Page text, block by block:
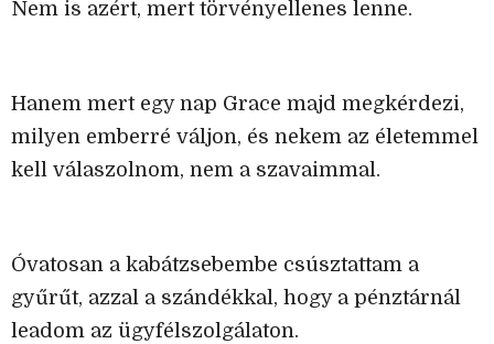
Nem is azért, mert törvényellenes lenne.
Hanem mert egy nap Grace majd megkérdezi,
milyen emberré váljon, és nekem az életemmel
kell válaszolnom, nem a szavaimmal.
Óvatosan a kabátzsebembe csúsztattam a
gyűrűt, azzal a szándékkal, hogy a pénztárnál
leadom az ügyfélszolgálaton.